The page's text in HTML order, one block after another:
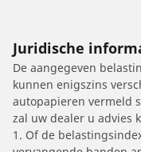
Juridische
De aangegeven
kunnen enigszins
autopapieren vermeld
zal uw dealer u advies
1. Of de